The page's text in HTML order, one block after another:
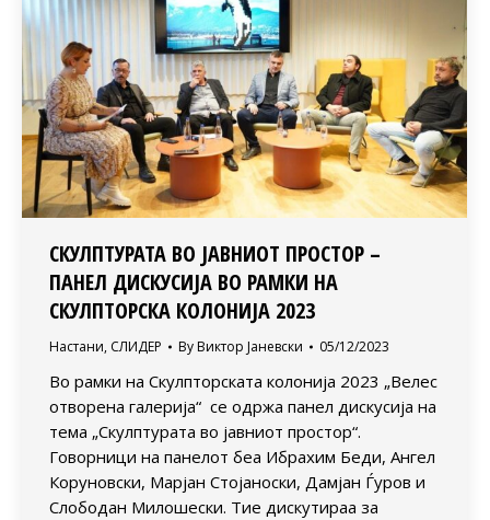
СКУЛПТУРАТА ВО ЈАВНИОТ ПРОСТОР –
ПАНЕЛ ДИСКУСИЈА ВО РАМКИ НА
СКУЛПТОРСКА КОЛОНИЈА 2023
Настани, СЛИДЕР By Виктор Јаневски 05/12/2023
Во рамки на Скулпторската колонија 2023 „Велес
отворена галерија“ се одржа панел дискусија на
тема „Скулптурата во јавниот простор“.
Говорници на панелот беа Ибрахим Беди, Ангел
Коруновски, Марјан Стојаноски, Дамјан Ѓуров и
Слободан Милошески. Тие дискутираа за